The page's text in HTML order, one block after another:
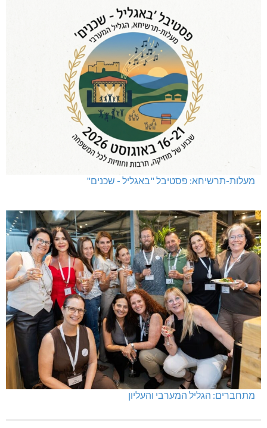
מעלות-תרשיחא: פסטיבל "באגליל - שכנים"
מתחברים: הגליל המערבי והעליון